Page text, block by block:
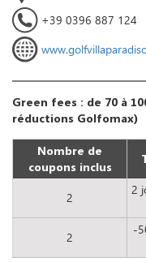
+39 0396 887 124
Green fees : de 70 à
réductions Golfomax)
Nombre de
coupons inclus
2
2
2
-